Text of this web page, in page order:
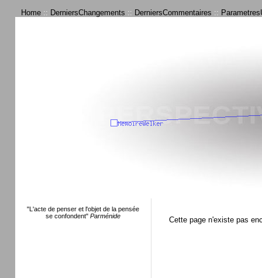
Home :: DerniersChangements :: DerniersCommentaires ::
"L'acte de penser et l'objet de la pensée
se confondent" Parménide Cette page n'existe pas